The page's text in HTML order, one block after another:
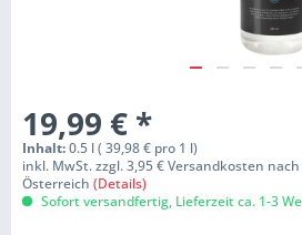
19,99 € *
Inhalt:0.5 l ( 39,98 € pro 1 l)
inkl. MwSt. zzgl. 3,95 € Versandkosten
Österreich (Details)
Sofort versandfertig, Lieferzeit ca. 1-3